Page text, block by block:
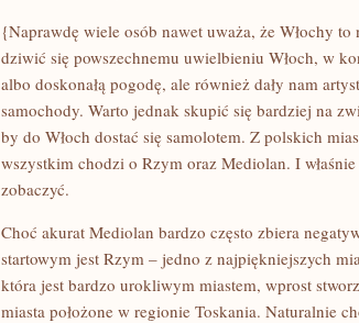
EGIPTU?
{Naprawdę wiele osób nawet uważa, że Włochy
dziwić się powszechnemu uwielbieniu Włoch, w
albo doskonałą pogodę, ale również dały nam
samochody. Warto jednak skupić się bardziej na
by do Włoch dostać się samolotem. Z polskich
wszystkim chodzi o Rzym oraz Mediolan. I
zobaczyć.
Choć akurat Mediolan bardzo często zbiera
startowym jest Rzym – jedno z najpiękniejszych
która jest bardzo urokliwym miastem, wprost
miasta położone w regionie Toskania. Naturalnie